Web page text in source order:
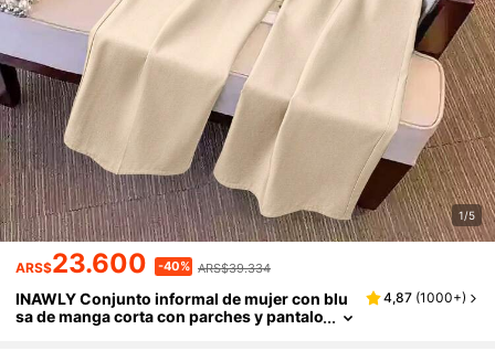
1/5
ARS$23.600 -40% ARS$39.334
INAWLY Conjunto informal de mujer con blu
sa de manga corta con parches y pantalo
4,87 (1000+)